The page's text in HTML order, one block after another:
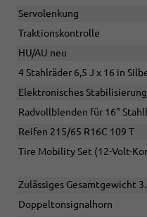
Servolenkung
Traktionskontrolle
HU/AU neu
4 Stahlräder 6,5 J x 16 in
Elektronisches
Radvollblenden für 16"
Reifen 215/65 R16C 109 T
Tire Mobility Set (12-Volt-
Zulässiges Gesamtgewicht
Doppeltonsignalhorn